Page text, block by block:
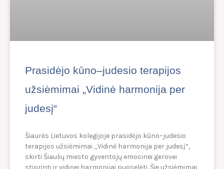
Prasidėjo kūno–judesio terapijos
užsiėmimai „Vidinė harmonija per
judesį“
Šiaurės Lietuvos kolegijoje prasidėjo kūno–judesio
terapijos užsiėmimai „Vidinė harmonija per judesį“,
skirti Šiaulių miesto gyventojų emocinei gerovei